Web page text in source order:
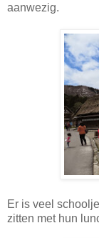
aanwezig.
Er is veel
zitten met hun